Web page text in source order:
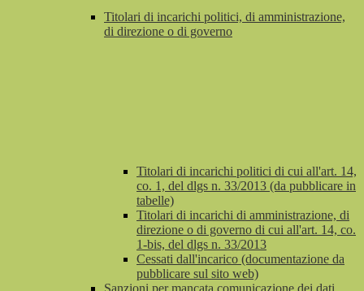
Titolari di incarichi politici, di amministrazione,
di direzione o di governo
Titolari di incarichi politici di cui all'art. 14,
co. 1, del dlgs n. 33/2013 (da pubblicare in
tabelle)
Titolari di incarichi di amministrazione, di
direzione o di governo di cui all'art. 14, co.
1-bis, del dlgs n. 33/2013
Cessati dall'incarico (documentazione da
pubblicare sul sito web)